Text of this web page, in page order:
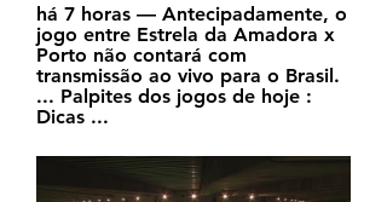
há 7 horas — Antecipadamente, o
jogo entre Estrela da Amadora x
Porto não contará com
transmissão ao vivo para o Brasil.
... Palpites dos jogos de hoje :
Dicas ...